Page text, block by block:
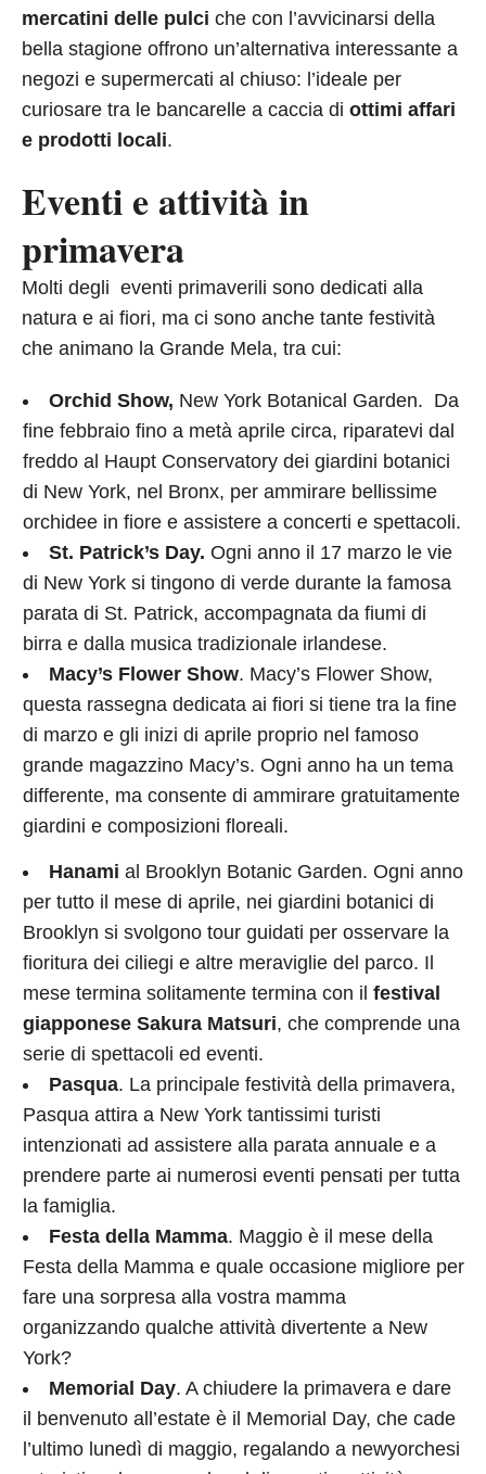
mercatini delle pulci che con l’avvicinarsi della
bella stagione offrono un’alternativa interessante a
negozi e supermercati al chiuso: l’ideale per
curiosare tra le bancarelle a caccia di ottimi affari
e prodotti locali.
Eventi e attività in
primavera
Molti degli eventi primaverili sono dedicati alla
natura e ai fiori, ma ci sono anche tante festività
che animano la Grande Mela, tra cui:
Orchid Show, New York Botanical Garden. Da
fine febbraio fino a metà aprile circa, riparatevi dal
freddo al Haupt Conservatory dei giardini botanici
di New York, nel Bronx, per ammirare bellissime
orchidee in fiore e assistere a concerti e spettacoli.
St. Patrick’s Day. Ogni anno il 17 marzo le vie
di New York si tingono di verde durante la famosa
parata di St. Patrick, accompagnata da fiumi di
birra e dalla musica tradizionale irlandese.
Macy’s Flower Show. Macy’s Flower Show,
questa rassegna dedicata ai fiori si tiene tra la fine
di marzo e gli inizi di aprile proprio nel famoso
grande magazzino Macy’s. Ogni anno ha un tema
differente, ma consente di ammirare gratuitamente
giardini e composizioni floreali.
Hanami al Brooklyn Botanic Garden. Ogni anno
per tutto il mese di aprile, nei giardini botanici di
Brooklyn si svolgono tour guidati per osservare la
fioritura dei ciliegi e altre meraviglie del parco. Il
mese termina solitamente termina con il festival
giapponese Sakura Matsuri, che comprende una
serie di spettacoli ed eventi.
Pasqua. La principale festività della primavera,
Pasqua attira a New York tantissimi turisti
intenzionati ad assistere alla parata annuale e a
prendere parte ai numerosi eventi pensati per tutta
la famiglia.
Festa della Mamma. Maggio è il mese della
Festa della Mamma e quale occasione migliore per
fare una sorpresa alla vostra mamma
organizzando qualche attività divertente a New
York?
Memorial Day. A chiudere la primavera e dare
il benvenuto all’estate è il Memorial Day, che cade
l’ultimo lunedì di maggio, regalando a newyorchesi